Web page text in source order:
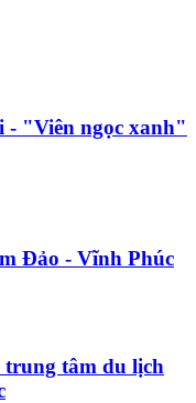
- "Viên ngọc xanh"
Đảo - Vĩnh Phúc
trung tâm du lịch